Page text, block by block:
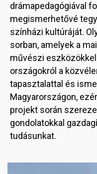
drámapedagógiával
megismerhetővé
színházi kultúráját.
sorban, amelyek a
művészi
országokról a
tapasztalattal és
Magyarországon,
projekt során
gondolatokkal
tudásunkat.
Image